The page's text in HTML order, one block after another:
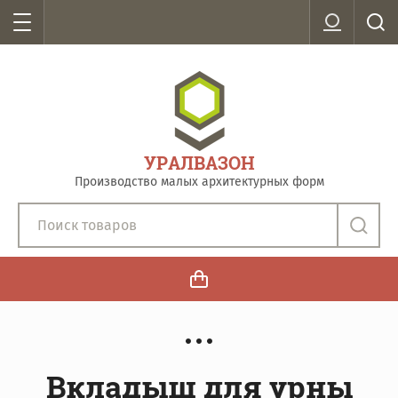
УРАЛВАЗОН
Производство малых архитектурных форм
Вкладыш для урны